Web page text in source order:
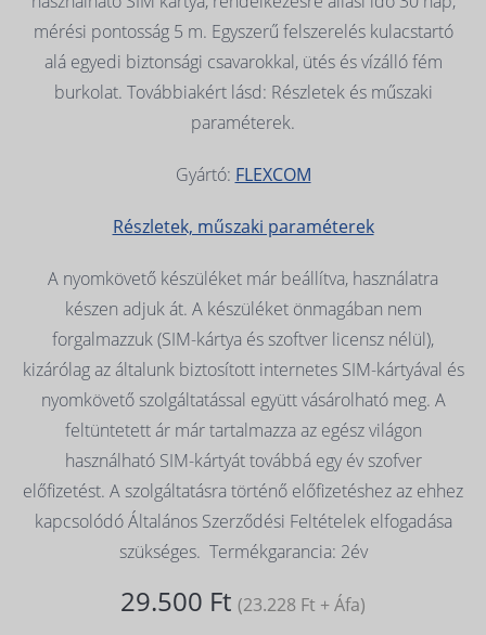
mérési pontosság 5 m. Egyszerű felszerelés kulacstartó
alá egyedi biztonsági csavarokkal, ütés és vízálló fém
burkolat. Továbbiakért lásd: Részletek és műszaki
paraméterek.
Gyártó: FLEXCOM
Részletek, műszaki paraméterek
A nyomkövető készüléket már beállítva, használatra
készen adjuk át. A készüléket önmagában nem
forgalmazzuk (SIM-kártya és szoftver licensz nélül),
kizárólag az általunk biztosított internetes SIM-kártyával és
nyomkövető szolgáltatással együtt vásárolható meg. A
feltüntetett ár már tartalmazza az egész világon
használható SIM-kártyát továbbá egy év szofver
előfizetést. A szolgáltatásra történő előfizetéshez az ehhez
kapcsolódó Általános Szerződési Feltételek elfogadása
szükséges. Termékgarancia: 2év
29.500 Ft (23.228 Ft + Áfa)